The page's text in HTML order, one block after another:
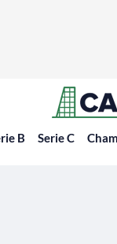
B Serie C